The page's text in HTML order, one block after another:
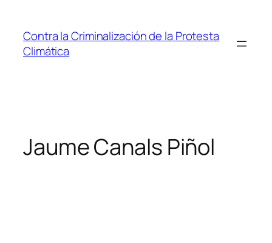
contenido
Contra la Criminalización de la Protesta
Climática
Jaume Canals Piñol